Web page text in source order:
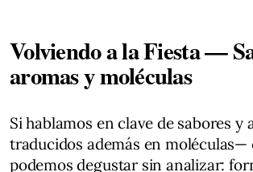
Volviendo a la Fiesta —
aromas y moléculas
Si hablamos en clave de sabores y
traducidos además en moléculas—
podemos degustar sin analizar: